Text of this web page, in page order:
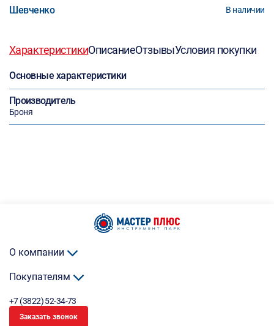
Шевченко В наличии
ХарактеристикиОписаниеОтзывыУсловия покупки
Основные характеристики
Производитель
Броня
О компании
Покупателям
+7 (3822) 52-34-73
Заказать звонок